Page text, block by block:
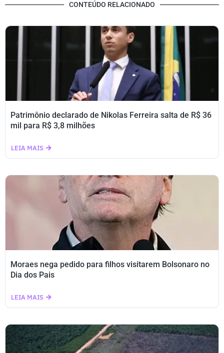
CONTEÚDO RELACIONADO
Patrimônio declarado de Nikolas Ferreira salta de R$ 36
mil para R$ 3,8 milhões
LEIA MAIS
Moraes nega pedido para filhos visitarem Bolsonaro no
Dia dos Pais
LEIA MAIS